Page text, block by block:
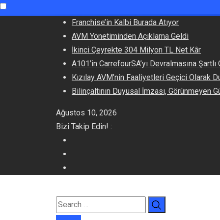
Franchise’in Kalbi Burada Atıyor
AVM Yönetiminden Açıklama Geldi
İkinci Çeyrekte 304 Milyon TL Net Kâr
A101’in CarrefourSA’yı Devralmasına Şartlı
Kızılay AVM’nin Faaliyetleri Geçici Olarak
Bilinçaltının Duyusal İmzası, Görünmeyen
Ağustos 10, 2026
Bizi Takip Edin! :